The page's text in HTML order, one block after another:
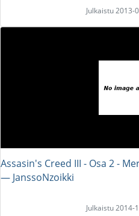
Julkaistu
Assasin's Creed III - Osa 2 -
― JanssoNzoikki
Julkaistu